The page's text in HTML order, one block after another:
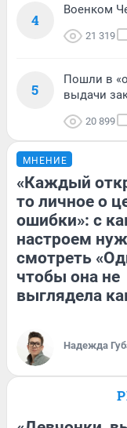
4
Военком
21 319
5
Пошли в
выдачи
20 899
МНЕНИЕ
«Каждый
то личное о
ошибки»: с
настроем
смотреть
чтобы она не
выглядела
Надежда